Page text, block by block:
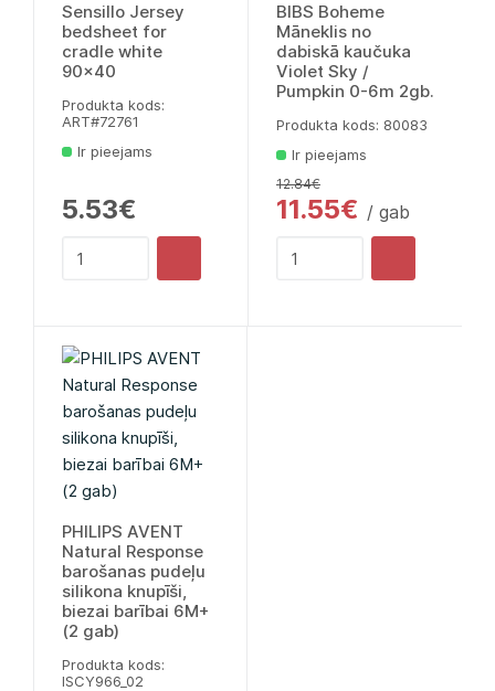
Sensillo Jersey
bedsheet for
cradle white
90x40
Produkta kods:
ART#72761
Ir pieejams
5.53€
BIBS Boheme
Māneklis no
dabiskā kaučuka
Violet Sky /
Pumpkin 0-6m 2gb.
Produkta kods: 80083
Ir pieejams
12.84€
11.55€ / gab
PHILIPS AVENT
Natural Response
barošanas pudeļu
silikona knupīši,
biezai barībai 6M+
(2 gab)
Produkta kods:
lSCY966_02